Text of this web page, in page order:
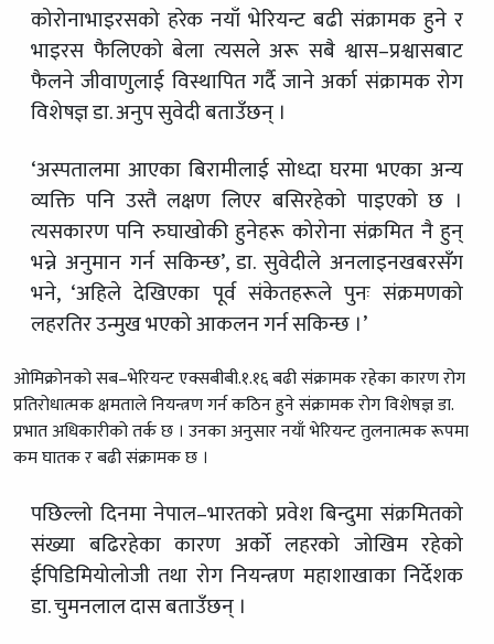
कोरोनाभाइरसको हरेक नयाँ भेरियन्ट बढी संक्रामक हुने र
भाइरस फैलिएको बेला त्यसले अरू सबै श्वास–प्रश्वासबाट
फैलने जीवाणुलाई विस्थापित गर्दै जाने अर्का संक्रामक रोग
विशेषज्ञ डा. अनुप सुवेदी बताउँछन् ।
‘अस्पतालमा आएका बिरामीलाई सोध्दा घरमा भएका अन्य
व्यक्ति पनि उस्तै लक्षण लिएर बसिरहेको पाइएको छ ।
त्यसकारण पनि रुघाखोकी हुनेहरू कोरोना संक्रमित नै हुन्
भन्ने अनुमान गर्न सकिन्छ’, डा. सुवेदीले अनलाइनखबरसँग
भने, ‘अहिले देखिएका पूर्व संकेतहरूले पुनः संक्रमणको
लहरतिर उन्मुख भएको आकलन गर्न सकिन्छ ।’
ओमिक्रोनको सब–भेरियन्ट एक्सबीबी.१.१६ बढी संक्रामक रहेका कारण रोग
प्रतिरोधात्मक क्षमताले नियन्त्रण गर्न कठिन हुने संक्रामक रोग विशेषज्ञ डा.
प्रभात अधिकारीको तर्क छ । उनका अनुसार नयाँ भेरियन्ट तुलनात्मक रूपमा
कम घातक र बढी संक्रामक छ ।
पछिल्लो दिनमा नेपाल–भारतको प्रवेश बिन्दुमा संक्रमितको
संख्या बढिरहेका कारण अर्को लहरको जोखिम रहेको
ईपिडिमियोलोजी तथा रोग नियन्त्रण महाशाखाका निर्देशक
डा. चुमनलाल दास बताउँछन् ।